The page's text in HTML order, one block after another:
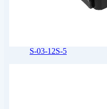
S-03-12S-5